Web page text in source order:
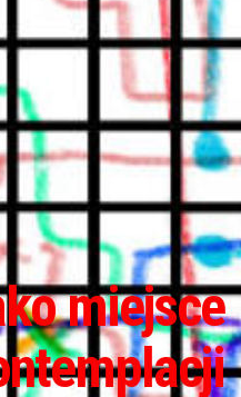
miejsce